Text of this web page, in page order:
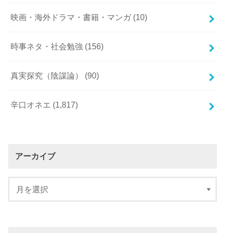
映画・海外ドラマ・書籍・マンガ (10)
時事ネタ・社会勉強 (156)
真実探究（陰謀論） (90)
辛口オネエ (1,817)
アーカイブ